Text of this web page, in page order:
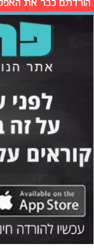
הורדתם כבר את